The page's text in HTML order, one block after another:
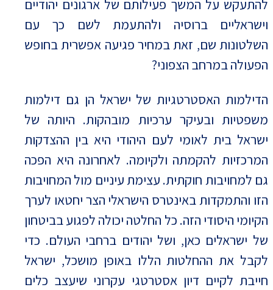
להתעקש על המשך פעילותם של ארגונים יהודיים
וישראליים ברוסיה ולהתעמת לשם כך עם
השלטונות שם, זאת במחיר פגיעה אפשרית בחופש
הפעולה במרחב הצפוני?
הדילמות האסטרטגיות של ישראל הן גם דילמות
משפטיות ובעיקר ערכיות מובהקות. היותה של
ישראל בית לאומי לעם היהודי היא בין ההצדקות
המרכזיות להקמתה ולקיומה. לאחרונה היא הפכה
גם למחויבות חוקתית. עצימת עיניים מול המחויבות
הזו והתמקדות באינטרס הישראלי הצר יחטאו לערך
הקיומי היסודי הזה. כל החלטה יכולה לפגוע בביטחון
של ישראלים כאן, ושל יהודים ברחבי העולם. כדי
לקבל את ההחלטות הללו באופן מושכל, ישראל
חייבת לקיים דיון אסטרטגי עקרוני שיעצב כלים